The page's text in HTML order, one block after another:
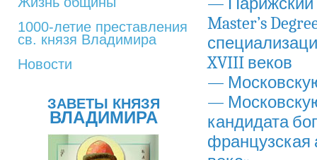
1000-летие преставления
св. князя Владимира
Новости
ЗАВЕТЫ КНЯЗЯ
ВЛАДИМИРА
Master’s
XVIII веков
—
—
кандидата
французская